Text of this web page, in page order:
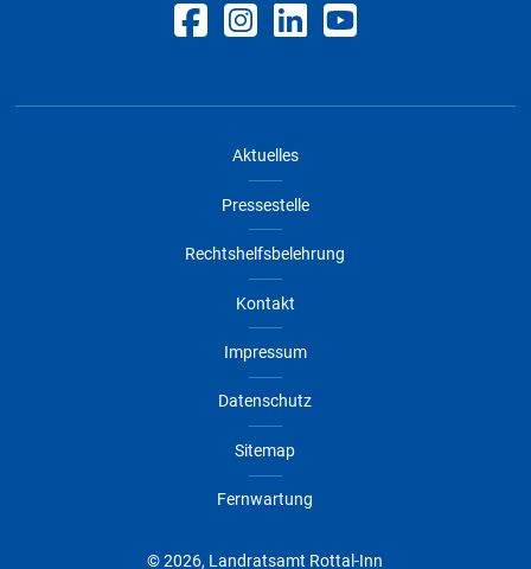
© 2026, Landratsamt Rottal-Inn
Aktuelles
Pressestelle
Rechtshelfsbelehrung
Kontakt
Impressum
Datenschutz
Sitemap
Fernwartung